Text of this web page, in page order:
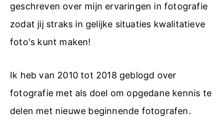
geschreven over mijn ervaringen in fotografie
zodat jij straks in gelijke situaties kwalitatieve
foto's kunt maken!
Ik heb van 2010 tot 2018 geblogd over
fotografie met als doel om opgedane kennis te
delen met nieuwe beginnende fotografen.